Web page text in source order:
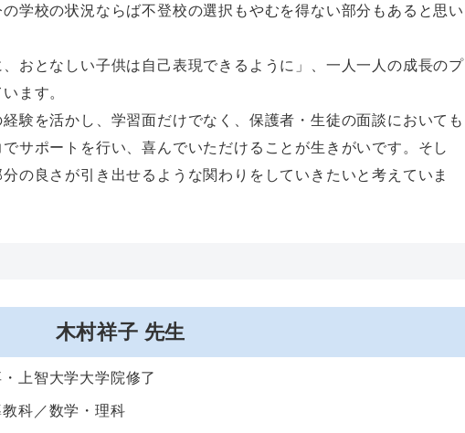
学校の状況ならば不登校の選択もやむを得ない部分もあると思い
、おとなしい子供は自己表現できるように」、一人一人の成長のプ
ます。
験を活かし、学習面だけでなく、保護者・生徒の面談においても
サポートを行い、喜んでいただけることが生きがいです。そし
の良さが引き出せるような関わりをしていきたいと考えていま
木村祥子 先生
上智大学大学院修了
科／数学・理科